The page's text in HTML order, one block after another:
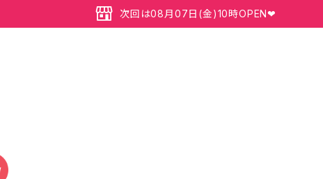
次回は08月07日(金)10時OPEN❤